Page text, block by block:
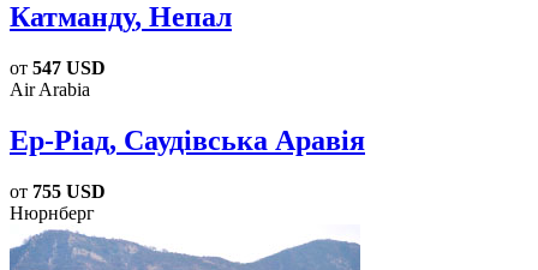
Катманду, Непал
от 547 USD
Air Arabia
Ер-Ріад, Саудівська Аравія
от 755 USD
Нюрнберг